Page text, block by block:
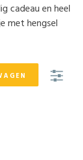
cadeau en heel
met hengsel